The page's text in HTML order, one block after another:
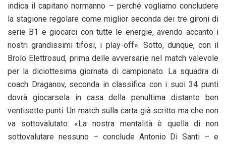
indica il capitano normanno – perché vogliamo concludere
la stagione regolare come miglior seconda dei tre gironi di
serie B1 e giocarci con tutte le energie, avendo accanto i
nostri grandissimi tifosi, i play-off». Sotto, dunque, con il
Brolo Elettrosud, prima delle avversarie nel match valevole
per la diciottesima giornata di campionato. La squadra di
coach Draganov, seconda in classifica con i suoi 34 punti
dovrà giocarsela in casa della penultima distante ben
ventisette punti. Un match sulla carta già scritto ma che non
va sottovalutato: «La nostra mentalità è quella di non
sottovalutare nessuno – conclude Antonio Di Santi – e